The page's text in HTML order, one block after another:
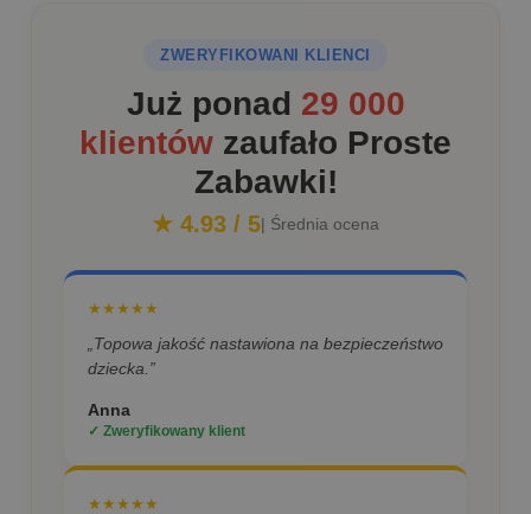
ZWERYFIKOWANI KLIENCI
Już ponad 29 000
klientów zaufało Proste
Zabawki!
★ 4.93 / 5| Średnia ocena
★★★★★
„Topowa jakość nastawiona na bezpieczeństwo
dziecka.”
Anna
✓ Zweryfikowany klient
★★★★★